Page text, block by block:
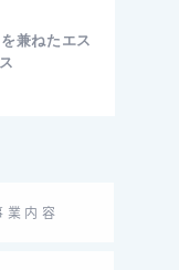
兼ねたエス
業内容